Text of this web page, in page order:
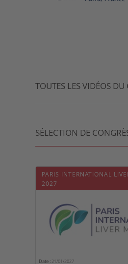
TOUTES LES VIDÉOS
SÉLECTION DE
PARIS INTERNATIONAL
2027
Date : 21/01/2027